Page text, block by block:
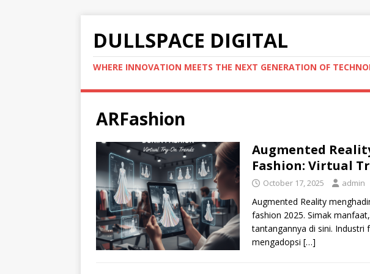
DULLSPACE DIGITAL
WHERE INNOVATION MEETS THE NEXT GENERATION OF
ARFashion
Augmented
Fashion: Virtual
October 17, 2025 admin
Augmented Reality
fashion 2025. Simak
tantangannya di sini. Industri
mengadopsi […]